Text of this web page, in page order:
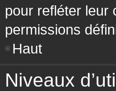
pour refléter leur
permissions
Haut
Niveaux